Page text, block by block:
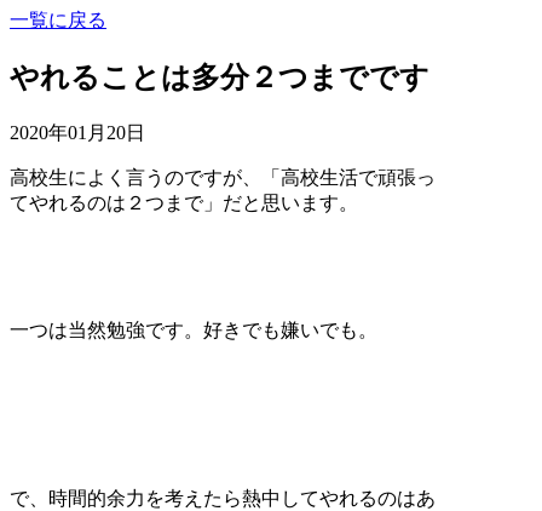
一覧に戻る
やれることは多分２つまでです
2020年01月20日
高校生によく言うのですが、「高校生活で頑張っ
てやれるのは２つまで」だと思います。
一つは当然勉強です。好きでも嫌いでも。
で、時間的余力を考えたら熱中してやれるのはあ